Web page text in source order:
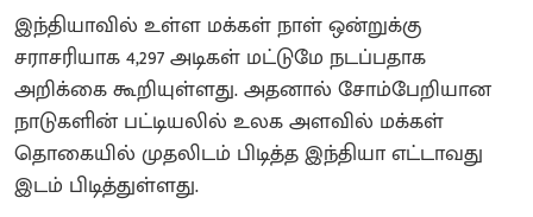
இந்தியாவில் உள்ள மக்கள் நாள் ஒன்றுக்கு
சராசரியாக 4,297 அடிகள் மட்டுமே நடப்பதாக
அறிக்கை கூறியுள்ளது. அதனால் சோம்பேறியான
நாடுகளின் பட்டியலில் உலக அளவில் மக்கள்
தொகையில் முதலிடம் பிடித்த இந்தியா எட்டாவது
இடம் பிடித்துள்ளது.